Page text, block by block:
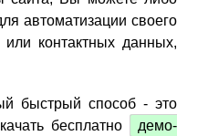
автоматизации своего
контактных данных,
быстрый способ - это
бесплатно
демо-